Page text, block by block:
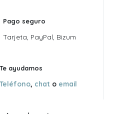
Pago seguro
Tarjeta, PayPal, Bizum
Te ayudamos
Teléfono, chat o email